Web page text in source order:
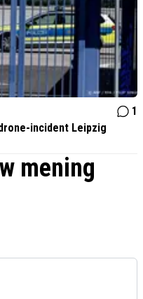
1
incident Leipzig
mening